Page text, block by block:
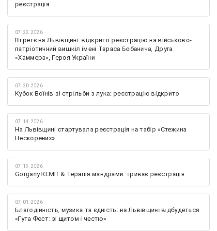
реєстрація
07.22.2026
Втретє на Львівщині: відкрито реєстрацію на військово-
патріотичний вишкіл імені Тараса Бобанича, Друга
«Хаммера», Героя України
07.20.2026
Кубок Воїнів зі стрільби з лука: реєстрацію відкрито
07.14.2026
На Львівщині стартувала реєстрація на табір «Стежина
Нескорених»
07.13.2026
Gorgany КЕМП & Терапія мандрами: триває реєстрація
07.01.2026
Благодійність, музика та єдність: на Львівщині відбудеться
«Гута Фест: зі щитом і честю»